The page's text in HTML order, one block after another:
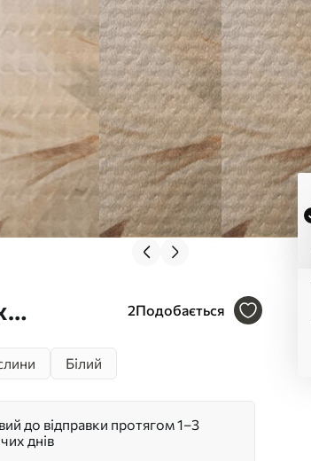
2Подобається
Білий
до відправки протягом 1–3
днів